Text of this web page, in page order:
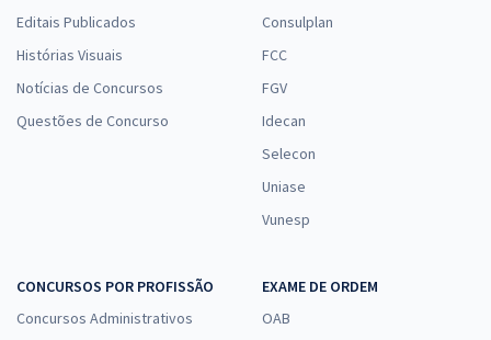
Editais Publicados
Histórias Visuais
Notícias de Concursos
Questões de Concurso
Consulplan
FCC
FGV
Idecan
Selecon
Uniase
Vunesp
CONCURSOS POR PROFISSÃO
Concursos Administrativos
EXAME DE ORDEM
OAB